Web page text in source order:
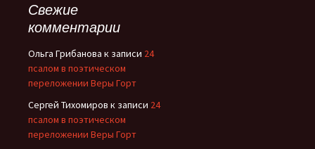
Свежие
комментарии
Ольга Грибанова к записи 24
псалом в поэтическом
переложении Веры Горт
Сергей Тихомиров к записи 24
псалом в поэтическом
переложении Веры Горт